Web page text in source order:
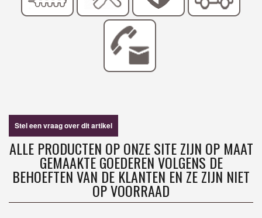
Stel een vraag over dit artikel
ALLE PRODUCTEN OP ONZE SITE ZIJN OP MAAT
GEMAAKTE GOEDEREN VOLGENS DE
BEHOEFTEN VAN DE KLANTEN EN ZE ZIJN NIET
OP VOORRAAD